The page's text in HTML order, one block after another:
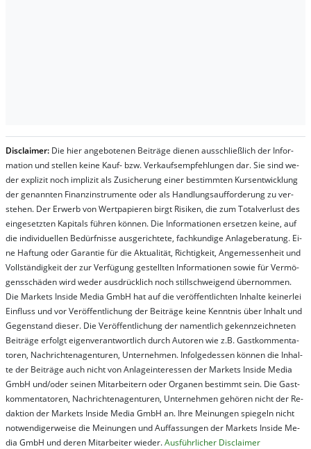
Dis­clai­mer: Die hier an­ge­bo­te­nen Bei­trä­ge die­nen aus­schließ­lich der In­for­
ma­t­ion und stel­len kei­ne Kauf- bzw. Ver­kaufs­em­pfeh­lung­en dar. Sie sind we­
der ex­pli­zit noch im­pli­zit als Zu­sich­er­ung ei­ner be­stim­mt­en Kurs­ent­wick­lung
der ge­nan­nt­en Fi­nanz­in­stru­men­te oder als Handl­ungs­auf­for­der­ung zu ver­
steh­en. Der Er­werb von Wert­pa­pier­en birgt Ri­si­ken, die zum To­tal­ver­lust des
ein­ge­setz­ten Ka­pi­tals füh­ren kön­nen. Die In­for­ma­tion­en er­setz­en kei­ne, auf
die in­di­vi­du­el­len Be­dür­fnis­se aus­ge­rich­te­te, fach­kun­di­ge An­la­ge­be­ra­tung. Ei­
ne Haf­tung oder Ga­ran­tie für die Ak­tu­ali­tät, Rich­tig­keit, An­ge­mes­sen­heit und
Vol­lständ­ig­keit der zur Ver­fü­gung ge­stel­lt­en In­for­ma­tion­en so­wie für Ver­mö­
gens­schä­den wird we­der aus­drück­lich noch stil­lschwei­gend über­nom­men.
Die Mar­kets In­side Me­dia GmbH hat auf die ver­öf­fent­lich­ten In­hal­te kei­ner­lei
Ein­fluss und vor Ver­öf­fent­lich­ung der Bei­trä­ge kei­ne Ken­nt­nis über In­halt und
Ge­gen­stand die­ser. Die Ver­öf­fent­lich­ung der na­ment­lich ge­kenn­zeich­net­en
Bei­trä­ge er­folgt ei­gen­ver­ant­wort­lich durch Au­tor­en wie z.B. Gast­kom­men­ta­
tor­en, Nach­richt­en­ag­en­tur­en, Un­ter­neh­men. In­fol­ge­des­sen kön­nen die In­hal­
te der Bei­trä­ge auch nicht von An­la­ge­in­te­res­sen der Mar­kets In­side Me­dia
GmbH und/oder sei­nen Mit­ar­bei­tern oder Or­ga­nen be­stim­mt sein. Die Gast­
kom­men­ta­tor­en, Nach­rich­ten­ag­en­tur­en, Un­ter­neh­men ge­hör­en nicht der Re­
dak­tion der Mar­kets In­side Me­dia GmbH an. Ihre Mei­nung­en spie­geln nicht
not­wen­di­ger­wei­se die Mei­nung­en und Auf­fas­sung­en der Mar­kets In­side Me­
dia GmbH und de­ren Mit­ar­bei­ter wie­der.Aus­führ­lich­er Dis­clai­mer